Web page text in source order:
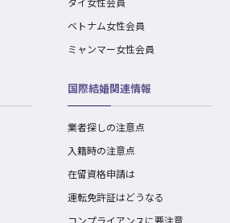
ベトナム女性会員
ミャンマー女性会員
国際結婚関連情報
業者探しの注意点
入籍時の注意点
在留資格申請は
運転免許証はどうなる
コンプライアンスに要注意